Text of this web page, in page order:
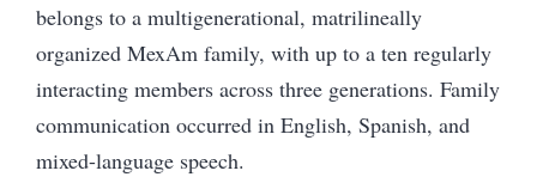
belongs to a multigenerational, matrilineally
organized MexAm family, with up to a ten regularly
interacting members across three generations. Family
communication occurred in English, Spanish, and
mixed-language speech.